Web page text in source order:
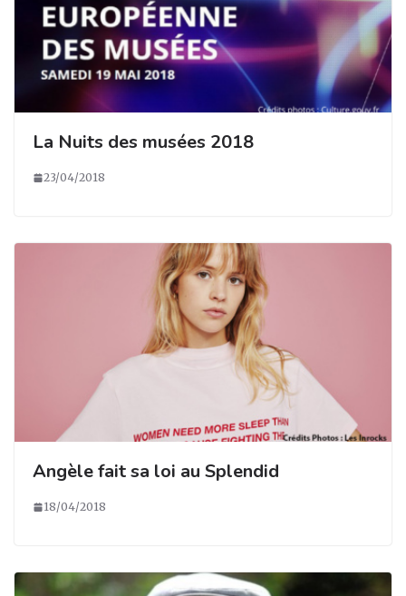
La Nuits des musées 2018
23/04/2018
Angèle fait sa loi au Splendid
18/04/2018